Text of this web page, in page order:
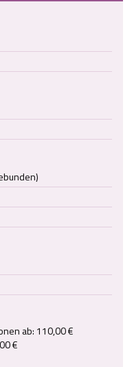
ab: 110,00 €
€